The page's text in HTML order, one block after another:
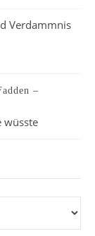
Verdammnis
–
wüsste